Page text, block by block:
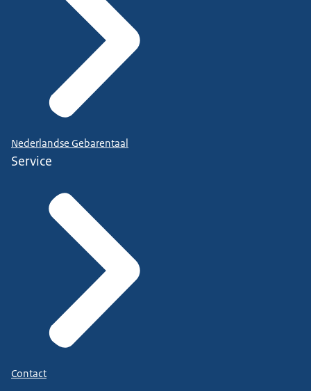
Nederlandse Gebarentaal
Service
Contact